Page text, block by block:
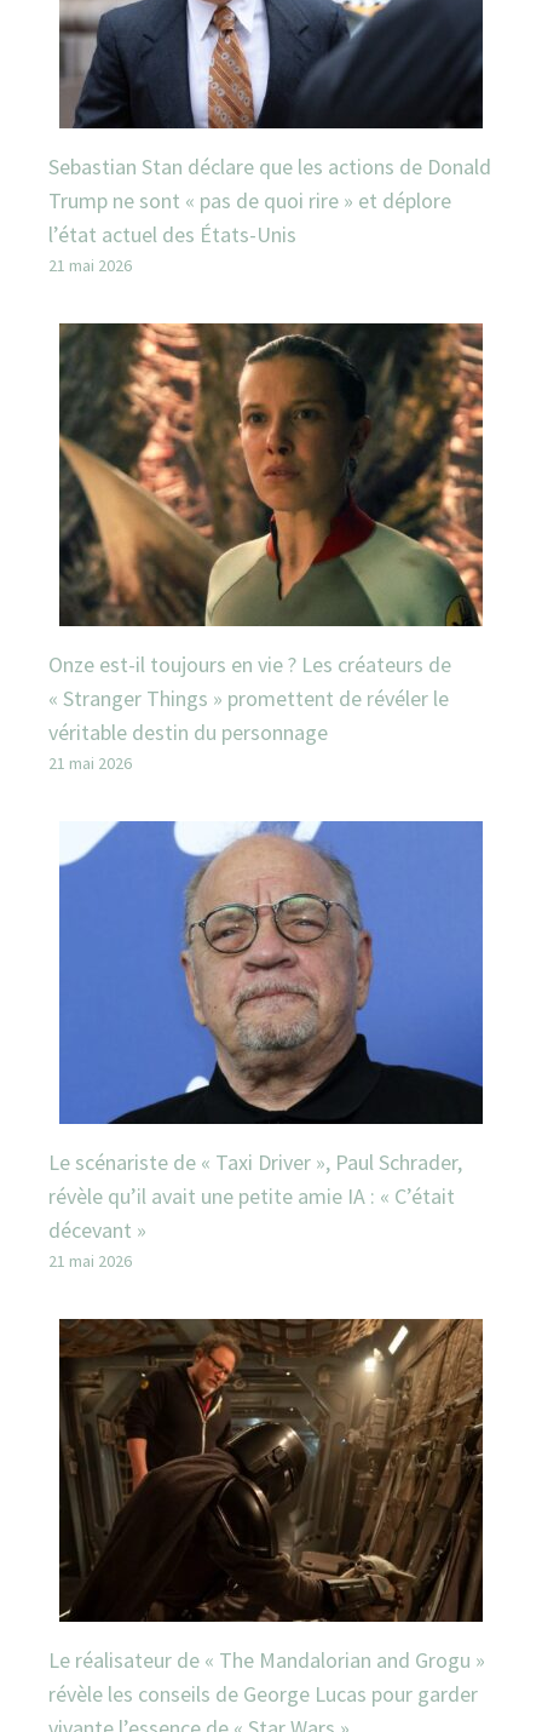
Sebastian Stan déclare que les actions de Donald
Trump ne sont « pas de quoi rire » et déplore
l’état actuel des États-Unis
21 mai 2026
Onze est-il toujours en vie ? Les créateurs de
« Stranger Things » promettent de révéler le
véritable destin du personnage
21 mai 2026
Le scénariste de « Taxi Driver », Paul Schrader,
révèle qu’il avait une petite amie IA : « C’était
décevant »
21 mai 2026
Le réalisateur de « The Mandalorian and Grogu »
révèle les conseils de George Lucas pour garder